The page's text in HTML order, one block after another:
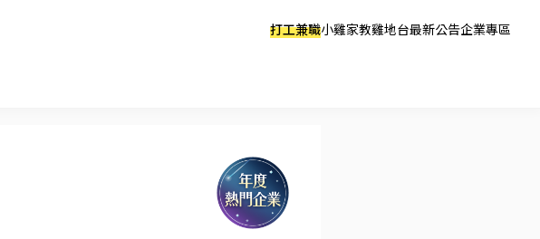
打工兼職小雞家教雞地台最新公告企業專區